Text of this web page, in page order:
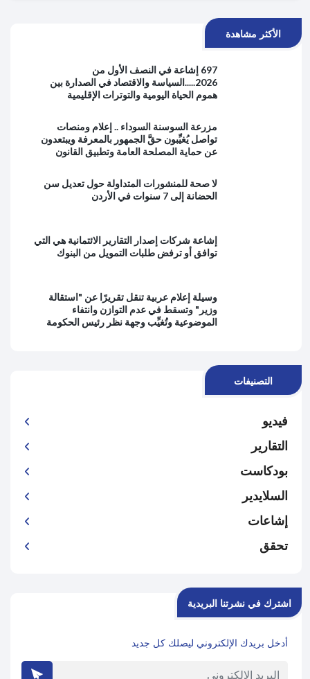
الأكثر مشاهدة
697 إشاعة في النصف الأول من
2026.....السياسة والاقتصاد في الصدارة بين
هموم الحياة اليومية والتوترات الإقليمية
مزرعة السوسنة السوداء .. إعلام ومنصات
تواصل يُغيِّبون حقَّ الجمهور بالمعرفة ويبتعدون
عن حماية المصلحة العامة وتطبيق القانون
لا صحة للمنشورات المتداولة حول تعديل سن
الحضانة إلى 7 سنوات في الأردن
إشاعة شركات إصدار التقارير الائتمانية هي التي
توافق أو ترفض طلبات التمويل من البنوك
وسيلة إعلام عربية تنقل تقريرًا عن "استقالة
وزير" وتسقط في عدم التوازن وانتفاء
الموضوعية وتُغيِّب وجهة نظر رئيس الحكومة
التصنيفات
فيديو
التقارير
بودكاست
السلايدير
إشاعات
تحقق
اشترك في نشرتنا البريدية
أدخل بريدك الإلكتروني ليصلك كل جديد